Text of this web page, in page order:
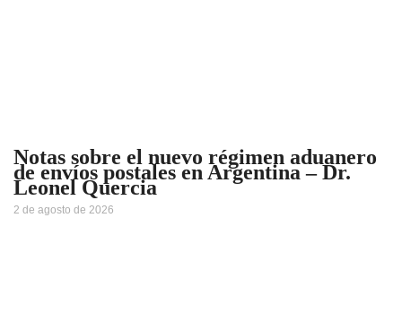
Notas sobre el nuevo régimen aduanero
de envíos postales en Argentina – Dr.
Leonel Quercia
2 de agosto de 2026